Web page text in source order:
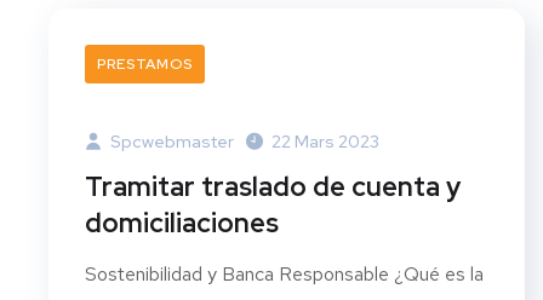
PRESTAMOS
Spcwebmaster 22 Mars 2023
Tramitar traslado de cuenta y
domiciliaciones
Sostenibilidad y Banca Responsable ¿Qué es la